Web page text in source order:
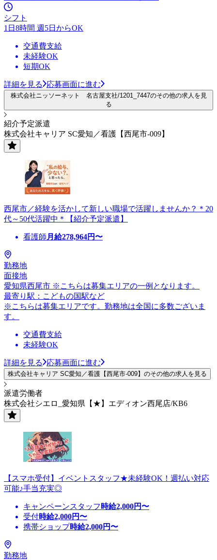
シフト
1日8時間 週5日からOK
交通費支給
未経験OK
短期OK
詳細を見る 応募画面に進む
株式会社ニッソーネット 名古屋支社/1201_7447のその他の求人を見
る
紹介予定派遣
株式会社キャリア SC愛知／看護【西尾市-009】
西尾市／経験を活かして新しい職場で活躍しませんか？＊20
代～50代活躍中＊【紹介予定派遣】
看護師 月給278,964円〜
勤務地
面接地
愛知県西尾市 ※こちらは募集エリアの一例となります。
最寄り駅：こどもの国駅など
※こちらは募集エリアです。勤務地は全国に多数ございま
す。
交通費支給
未経験OK
詳細を見る 応募画面に進む
株式会社キャリア SC愛知／看護【西尾市-009】のその他の求人を見る
派遣労働者
株式会社シエロ_愛知県【★】エディオン西尾店/KB6
【スマホ受付】イベントスタッフ★未経験OK！週払い対応
可能♪手当充実◎
キャンペーンスタッフ 時給2,000円〜
受付時給2,000円〜
携帯ショップ時給2,000円〜
勤務地